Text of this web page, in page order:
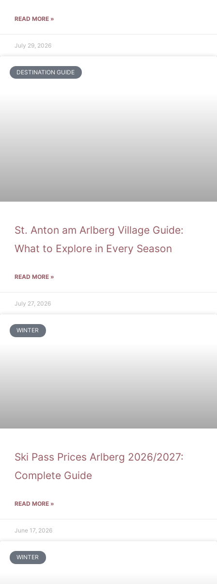
READ MORE »
July 29, 2026
DESTINATION GUIDE
St. Anton am Arlberg Village Guide:
What to Explore in Every Season
READ MORE »
July 27, 2026
WINTER
Ski Pass Prices Arlberg 2026/2027:
Complete Guide
READ MORE »
June 17, 2026
WINTER